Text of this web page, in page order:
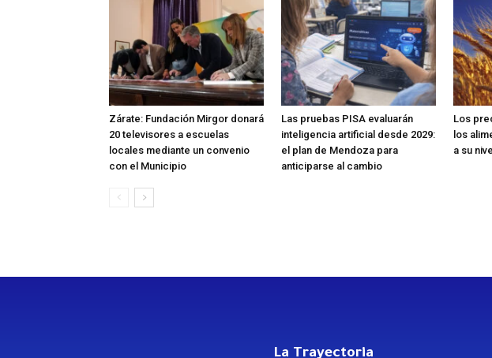
Zárate: Fundación Mirgor donará
20 televisores a escuelas
locales mediante un convenio
con el Municipio
Las pruebas PISA evaluarán
inteligencia artificial desde 2029:
el plan de Mendoza para
anticiparse al cambio
Los
los
a su
La Trayectoria